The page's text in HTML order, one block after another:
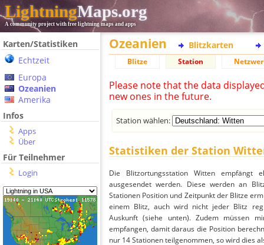
LightningMaps.org
A community project with free lightning maps and apps
Karten/Statistiken
Echtzeit
Europa
Ozeanien
Amerika
Infos
Apps
Über
Für Teilnehmer
Login
Ozeanien Blitzkarten
Blitze Station
Please note that the data
new ones in the future.
Station wählen:
Statistiken der Station
Die Blitzortungsstation Witten empfängt
ausgesendet werden. Diese werden an
Stationen Position und Zeitpunkt der Blitze
einem Blitz, auch wird nicht jeder Blitz
Auskunft (siehe unten). Zudem müssen
empfangen, damit daraus die Position
nur 14 Stationen teilgenommen, so wird dies